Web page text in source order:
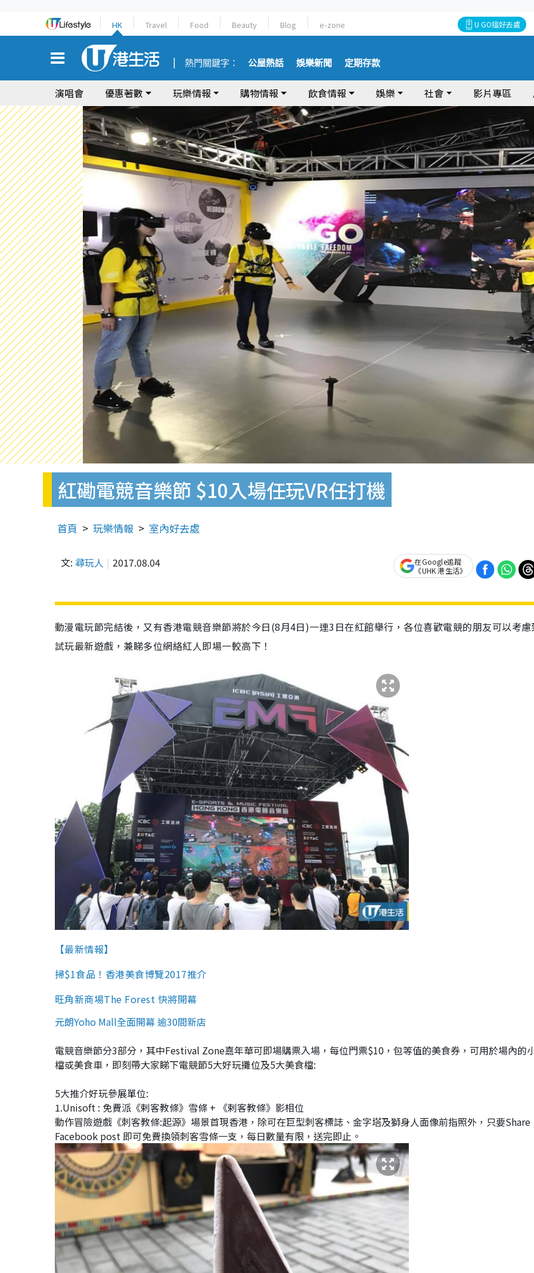
HK Travel Food Beauty Blog e-zone U GO搵好去處
熱門關鍵字： 公屋熱話 娛樂新聞 定期存款
演唱會 優惠著數 玩樂情報 購物情報 飲食情報 娛樂 社會 影片專區
紅磡電競音樂節 $10入場任玩VR任打機
首頁 玩樂情報 室內好去處
文: 尋玩人 2017.08.04
在Google追蹤
《UHK 港生活》
動漫電玩節完結後，又有香港電競音樂節將於今日(8月4日)一連3日在紅館舉行，各位喜歡電競的朋友可以考
試玩最新遊戲，兼睇多位網絡紅人即場一較高下！
【最新情報】
掃$1食品！香港美食博覽2017推介
旺角新商場The Forest 快將開幕
元朗Yoho Mall全面開幕 逾30間新店
電競音樂節分3部分，其中Festival Zone嘉年華可即場購票入場，每位門票$10，包等值的美食券，可用於場內的
檔或美食車，即刻帶大家睇下電競節5大好玩攤位及5大美食檔:
5大推介好玩參展單位:
1.Unisoft : 免費派《剌客教條》雪條 + 《剌客教條》影相位
動作冒險遊戲《刺客教條:起源》場景首現香港，除可在巨型刺客標誌、金字塔及獅身人面像前指照外，只要Share
Facebook post 即可免費換領刺客雪條一支，每日數量有限，送完即止。